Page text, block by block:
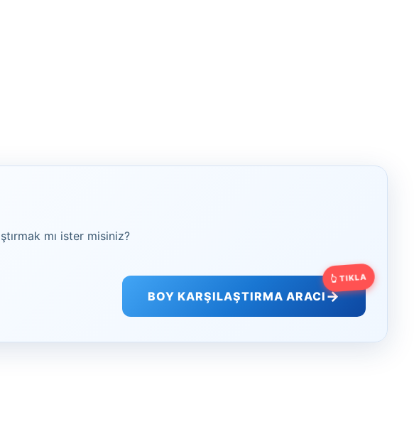
mı ister misiniz?
👆 TIKLA
BOY KARŞILAŞTIRMA ARACI→